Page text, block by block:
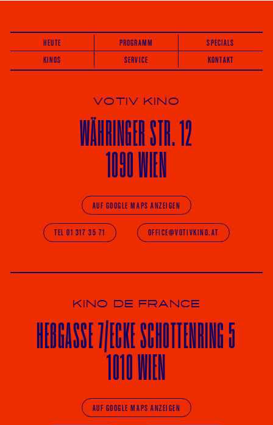
HEUTE PROGRAMM
SPECIALS
KINOS
SERVICE KONTAKT
VOTIV KINO
WÄHRINGERSTR. 12
1090 WIEN
AUF GOOGLE MAPS ANZEIGEN
TEL 01 317 35 71 OFFICE@VOTIVKINO.AT
KINO DE FRANCE
HEßGASSE 7/ECKESCHOTTENRING 5
1010 WIEN
AUF GOOGLE MAPS ANZEIGEN